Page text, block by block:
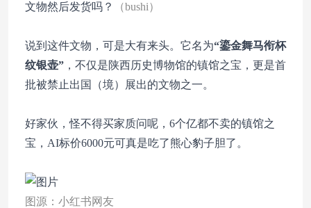
文物然后发货吗？
（bushi）
说到这件文物，可是大有来头。它名为“鎏金舞马衔杯
纹银壶” ，不仅是陕西历史博物馆的镇馆之宝，更是首
批被禁止出国（境）展出的文物之一。
好家伙，怪不得买家质问呢，6个亿都不卖的镇馆之
宝，AI标价6000元可真是吃了熊心豹子胆了。
图源：小红书网友